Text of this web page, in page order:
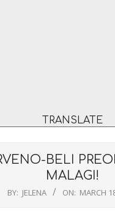
TRANSLATE
BELI
MALAGI!
BY: JELENA ON: MARCH